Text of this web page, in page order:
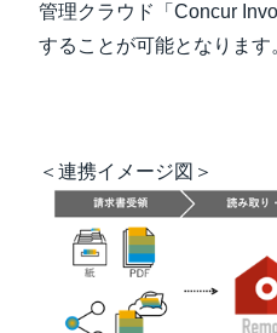
管理クラウド「Concur
することが可能となります
＜連携イメージ図＞